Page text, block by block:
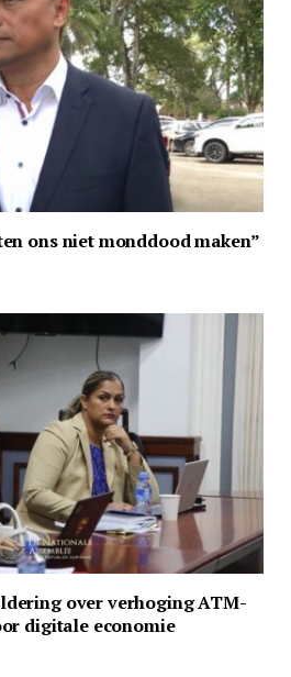
ons niet monddood maken”
over verhoging ATM-
digitale economie